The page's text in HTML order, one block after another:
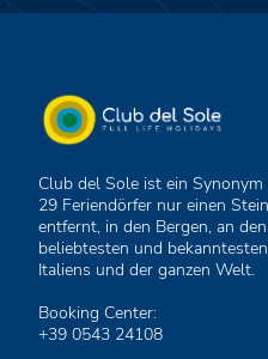
Club del Sole ist ein
29 Feriendörfer nur einen
entfernt, in den Bergen, an
beliebtesten und
Italiens und der ganzen Welt.
Booking Center:
+39 0543 24108